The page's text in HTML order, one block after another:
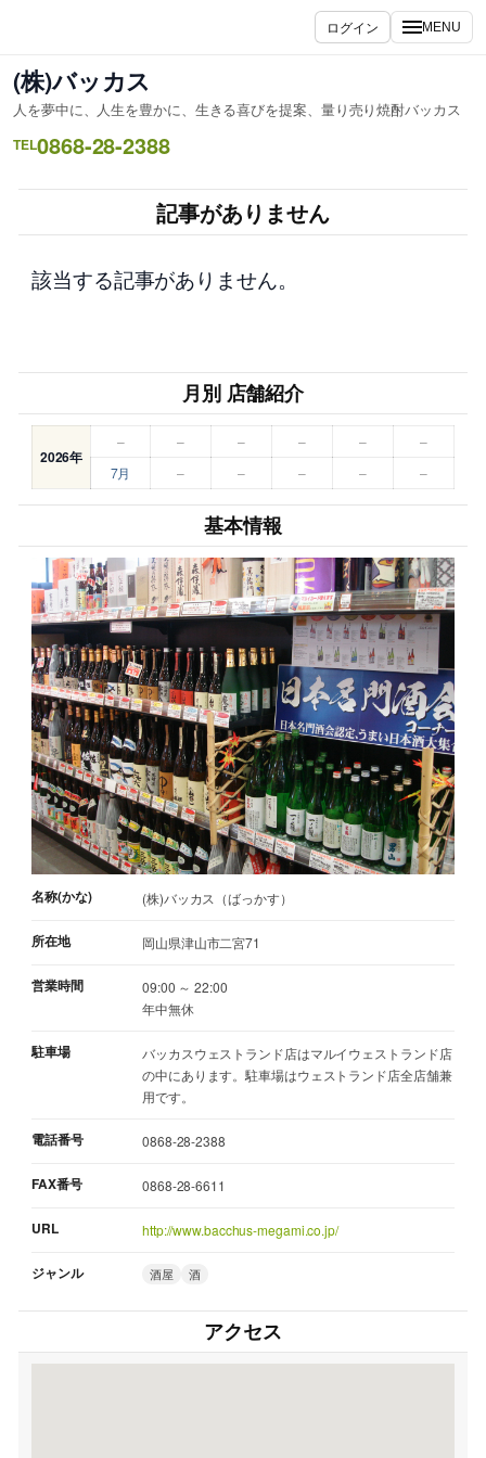
を
ス
キ
ッ
ログイン MENU
(株)バッカス
人を夢中に、人生を豊かに、生きる喜びを提案、量り売り焼酎バッカス
TEL0868-28-2388
記事がありません
該当する記事がありません。
月別 店舗紹介
2026年
– – – – –
–
7月
– – – – –
基本情報
名称(かな) (株)バッカス（ばっかす）
所在地 岡山県津山市二宮71
営業時間
09:00 ～ 22:00
年中無休
駐車場
バッカスウェストランド店はマルイウェストランド店
の中にあります。駐車場はウェストランド店全店舗兼
用です。
電話番号 0868-28-2388
FAX番号 0868-28-6611
URL http://www.bacchus-megami.co.jp/
ジャンル 酒屋 酒
アクセス